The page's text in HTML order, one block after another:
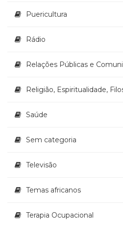
Puericultura
Rádio
Relações Públicas e
Religião, Espiritualidade,
Saúde
Sem categoria
Televisão
Temas africanos
Terapia Ocupacional